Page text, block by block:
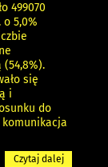
499070
5,0%
(54,8%).
się
i
do
Czytaj dalej